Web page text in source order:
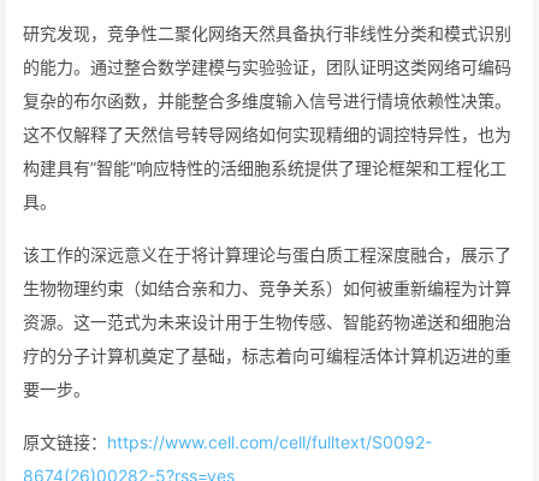
研究发现，竞争性二聚化网络天然具备执行非线性分类和模式识别
的能力。通过整合数学建模与实验验证，团队证明这类网络可编码
复杂的布尔函数，并能整合多维度输入信号进行情境依赖性决策。
这不仅解释了天然信号转导网络如何实现精细的调控特异性，也为
构建具有”智能”响应特性的活细胞系统提供了理论框架和工程化工
具。
该工作的深远意义在于将计算理论与蛋白质工程深度融合，展示了
生物物理约束（如结合亲和力、竞争关系）如何被重新编程为计算
资源。这一范式为未来设计用于生物传感、智能药物递送和细胞治
疗的分子计算机奠定了基础，标志着向可编程活体计算机迈进的重
要一步。
原文链接： https://www.cell.com/cell/fulltext/S0092-
8674(26)00282-5?rss=yes